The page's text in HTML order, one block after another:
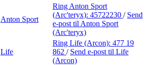
Anton Sport
Ring Anton Sport
(Arc'teryx): 45722230 / Send
e-post til Anton Sport
(Arc'teryx)
Life
Ring Life (Arcon): 477 19
862 / Send e-post til Life
(Arcon)